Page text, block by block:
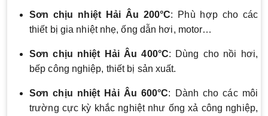
Sơn chịu nhiệt Hải Âu 200°C: Phù hợp cho các
thiết bị gia nhiệt nhẹ, ống dẫn hơi, motor…
Sơn chịu nhiệt Hải Âu 400°C: Dùng cho nồi hơi,
bếp công nghiệp, thiết bị sản xuất.
Sơn chịu nhiệt Hải Âu 600°C: Dành cho các môi
trường cực kỳ khắc nghiệt như ống xả công nghiệp,